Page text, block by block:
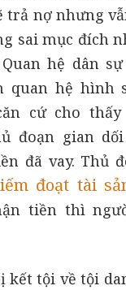
trả nợ nhưng
sai mục đích
Quan hệ dân
quan hệ hình
cứ cho
đoạn gian
đã vay. Thủ
đoạt tài
tiền thì
kết tội về tội